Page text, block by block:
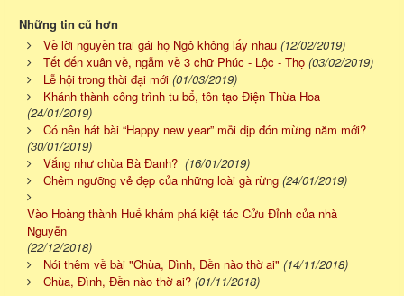
Những tin cũ hơn
Về lời nguyền trai gái họ Ngô không lấy nhau (12/02/2019)
Tết đến xuân về, ngẫm về 3 chữ Phúc - Lộc - Thọ (03/02/2019)
Lễ hội trong thời đại mới (01/03/2019)
Khánh thành công trình tu bổ, tôn tạo Điện Thừa Hoa
(24/01/2019)
Có nên hát bài “Happy new year” mỗi dịp đón mừng năm mới?
(30/01/2019)
Vắng như chùa Bà Đanh? (16/01/2019)
Chêm ngưỡng vẻ đẹp của những loài gà rừng (24/01/2019)
Vào Hoàng thành Huế khám phá kiệt tác Cửu Đỉnh của nhà
Nguyễn
(22/12/2018)
Nói thêm về bài "Chùa, Đình, Đền nào thờ ai" (14/11/2018)
Chùa, Đình, Đền nào thờ ai? (01/11/2018)